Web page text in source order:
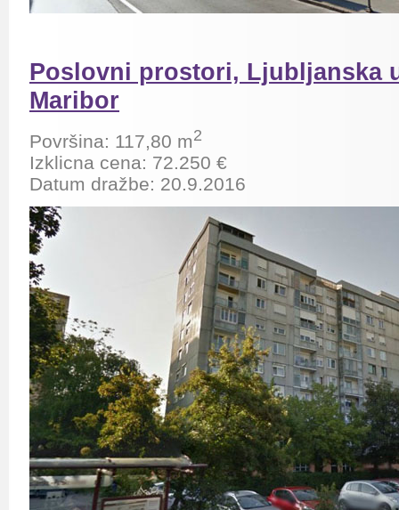
Poslovni prostori, Ljubljanska
Maribor
Površina: 117,80 m2
Izklicna cena: 72.250 €
Datum dražbe: 20.9.2016